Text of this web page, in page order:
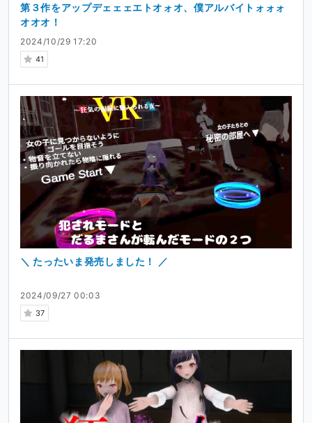
2024/10/29 17:20
41
第３作をアップデェェェエトオォオ、僕アルバイトォォォ
オオオ！
2024/09/27 00:03
37
＼ たったいま発売しました！ ／